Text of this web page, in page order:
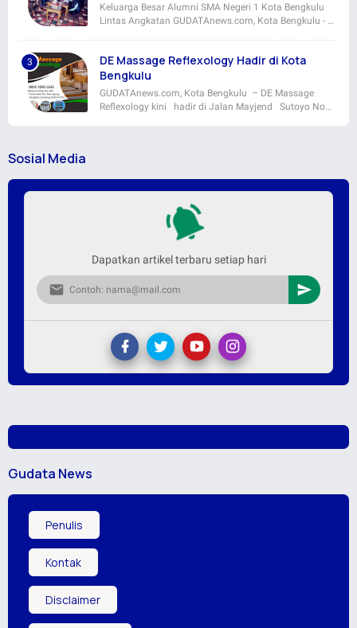
Keluarga Besar Alumni SMA Negeri 1 Kota Bengkulu
Lintas Angkatan GUDATAnews.com, Kota Bengkulu - …
DE Massage Reflexology Hadir di Kota
Bengkulu
GUDATAnews.com, Kota Bengkulu – DE Massage
Reflexology kini hadir di Jalan Mayjend Sutoyo No…
Sosial Media
Dapatkan artikel terbaru setiap hari
Gudata News
Penulis
Kontak
Disclaimer